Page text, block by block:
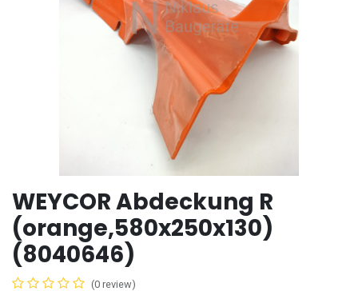
WEYCOR Abdeckung R
(orange,580x250x130)
(8040646)
(0 review)